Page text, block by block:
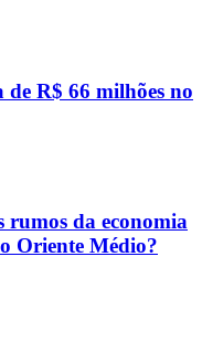
R$ 66 milhões no
da economia
Oriente Médio?